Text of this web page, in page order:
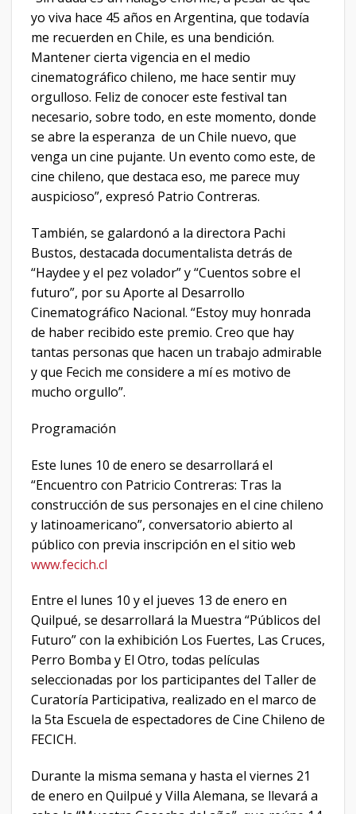
yo viva hace 45 años en Argentina, que todavía
me recuerden en Chile, es una bendición.
Mantener cierta vigencia en el medio
cinematográfico chileno, me hace sentir muy
orgulloso. Feliz de conocer este festival tan
necesario, sobre todo, en este momento, donde
se abre la esperanza de un Chile nuevo, que
venga un cine pujante. Un evento como este, de
cine chileno, que destaca eso, me parece muy
auspicioso”, expresó Patrio Contreras.
También, se galardonó a la directora Pachi
Bustos, destacada documentalista detrás de
“Haydee y el pez volador” y “Cuentos sobre el
futuro”, por su Aporte al Desarrollo
Cinematográfico Nacional. “Estoy muy honrada
de haber recibido este premio. Creo que hay
tantas personas que hacen un trabajo admirable
y que Fecich me considere a mí es motivo de
mucho orgullo”.
Programación
Este lunes 10 de enero se desarrollará el
“Encuentro con Patricio Contreras: Tras la
construcción de sus personajes en el cine chileno
y latinoamericano”, conversatorio abierto al
público con previa inscripción en el sitio web
www.fecich.cl
Entre el lunes 10 y el jueves 13 de enero en
Quilpué, se desarrollará la Muestra “Públicos del
Futuro” con la exhibición Los Fuertes, Las Cruces,
Perro Bomba y El Otro, todas películas
seleccionadas por los participantes del Taller de
Curatoría Participativa, realizado en el marco de
la 5ta Escuela de espectadores de Cine Chileno de
FECICH.
Durante la misma semana y hasta el viernes 21
de enero en Quilpué y Villa Alemana, se llevará a